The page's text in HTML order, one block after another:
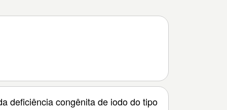
deficiência congênita de iodo do tipo